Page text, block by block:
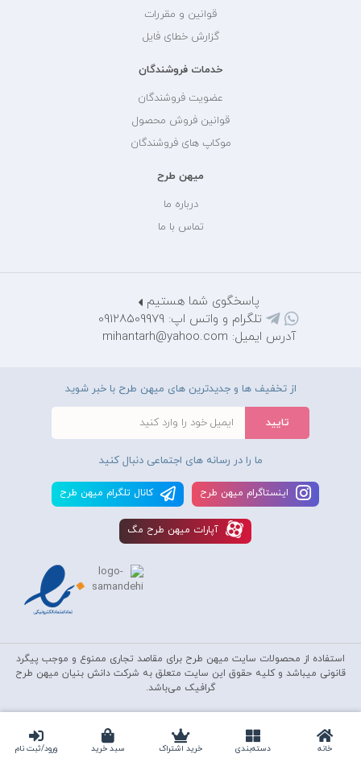
خانه دسته‌بندی‌ خرید اشتراک سبد خرید ورود/ثبت نام
قوانین و مقررات
گزارش خطای فایل
خدمات فروشندگان
عضویت فروشندگان
قوانین فروش محصول
موکاپ های فروشندگان
میهن طرح
درباره ما
تماس با ما
پاسخگوی شما هستیم
تلگرام و واتس اپ: 09128509979
آدرس ایمیل: mihantarh@yahoo.com
از تخفیف ها و جدیدترین های میهن طرح با خبر شوید
ما را در رسانه های اجتماعی دنبال کنید
اينستاگرام ميهن طرح کانال تلگرام ميهن طرح
آپارات ميهن طرح مگ
استفاده از محصولات سايت میهن طرح برای مقاصد تجاری ممنوع و موجب پیگرد
قانونی میباشد و کليه حقوق اين سايت متعلق به شرکت دانش بنیان میهن طرح
گرافیک می‌باشد.